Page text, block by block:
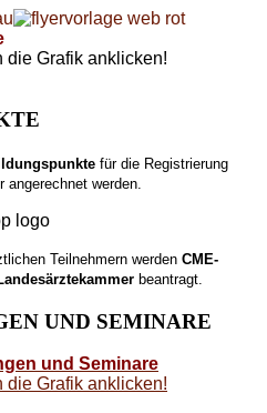
Grafik anklicken!
für die Registrierung
angerechnet werden.
Teilnehmern werdenCME-
beantragt.
UND SEMINARE
und Seminare
Grafik anklicken!